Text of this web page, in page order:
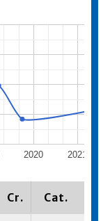
2020 2021
Cr. Cat.